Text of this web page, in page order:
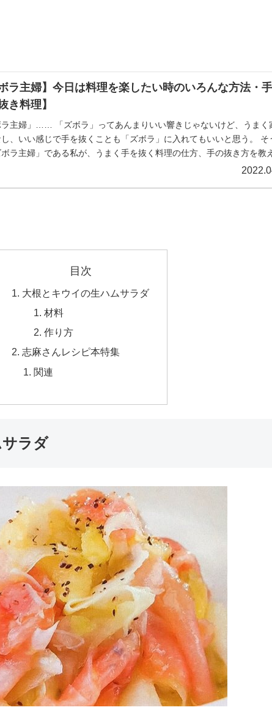
ボラ主婦】今日は料理を楽したい時のいろんな方法・
き料理】
ラ主婦」…… 「ズボラ」ってあんまりいい響きじゃないけど、うまく
、いい感じで手を抜くことも「ズボラ」に入れてもいいと思う。 そ
ラ主婦」である私が、うまく手を抜く料理の仕方、手の抜き方を教え
目次
大根とキウイの生ハムサラダ
材料
作り方
志麻さんレシピ本特集
関連
ラダ